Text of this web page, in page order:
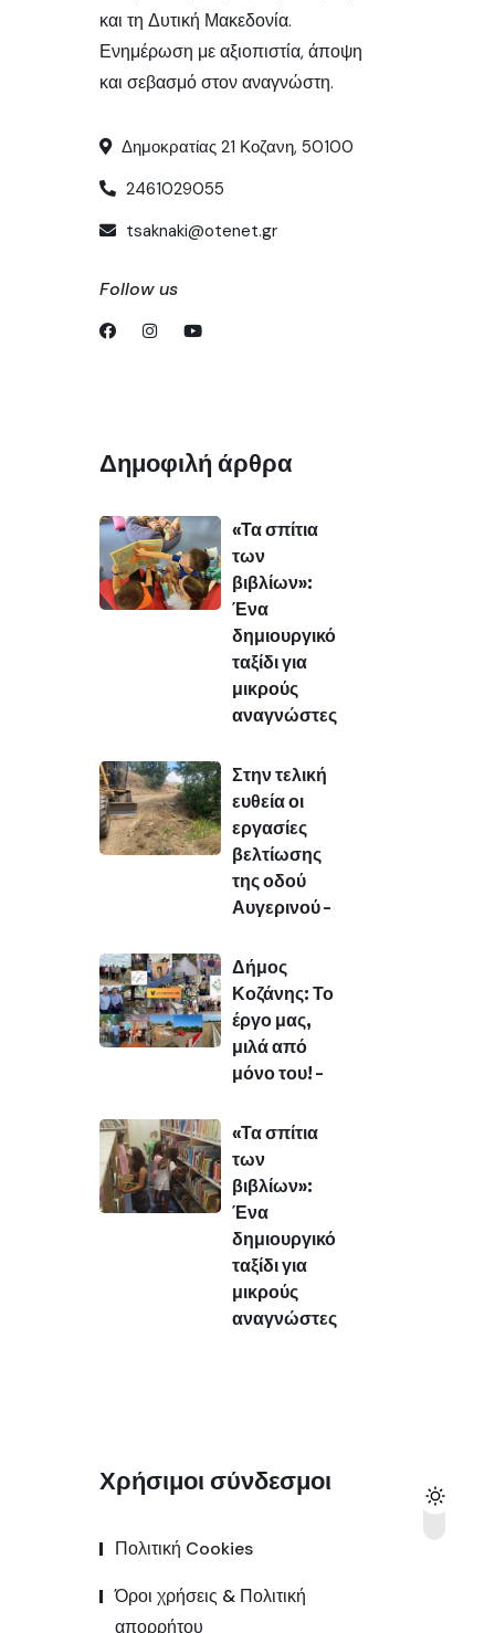
και τη Δυτική Μακεδονία.
Ενημέρωση με αξιοπιστία, άποψη
και σεβασμό στον αναγνώστη.
Δημοκρατίας 21 Κοζανη, 50100
2461029055
tsaknaki@otenet.gr
Follow us
Δημοφιλή άρθρα
«Τα σπίτια
των
βιβλίων»:
Ένα
δημιουργικό
ταξίδι για
μικρούς
αναγνώστες
Στην τελική
ευθεία οι
εργασίες
βελτίωσης
της οδού
Αυγερινού –
Δήμος
Κοζάνης: Το
έργο μας,
μιλά από
μόνο του! –
«Τα σπίτια
των
βιβλίων»:
Ένα
δημιουργικό
ταξίδι για
μικρούς
αναγνώστες
Χρήσιμοι σύνδεσμοι
Πολιτική Cookies
Όροι χρήσεις & Πολιτική
απορρήτου